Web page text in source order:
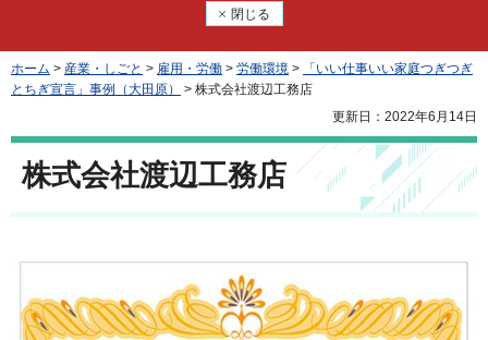
閉じる
ホーム > 産業・しごと > 雇用・労働 > 労働環境 >
「いい仕事いい家庭つぎつぎ
とちぎ宣言」事例（大田原）
> 株式会社渡辺工務店
更新日：2022年6月14日
株式会社渡辺工務店